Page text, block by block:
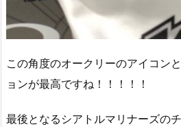
この角度のオークリーのアイコン
ョンが最高ですね！！！！！
最後となるシアトルマリナーズの